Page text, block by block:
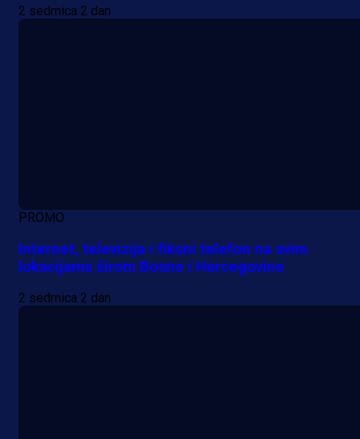
2 sedmica 2 dan
PROMO
Internet, televizija i fiksni telefon na svim
lokacijama širom Bosne i Hercegovine
2 sedmica 2 dan